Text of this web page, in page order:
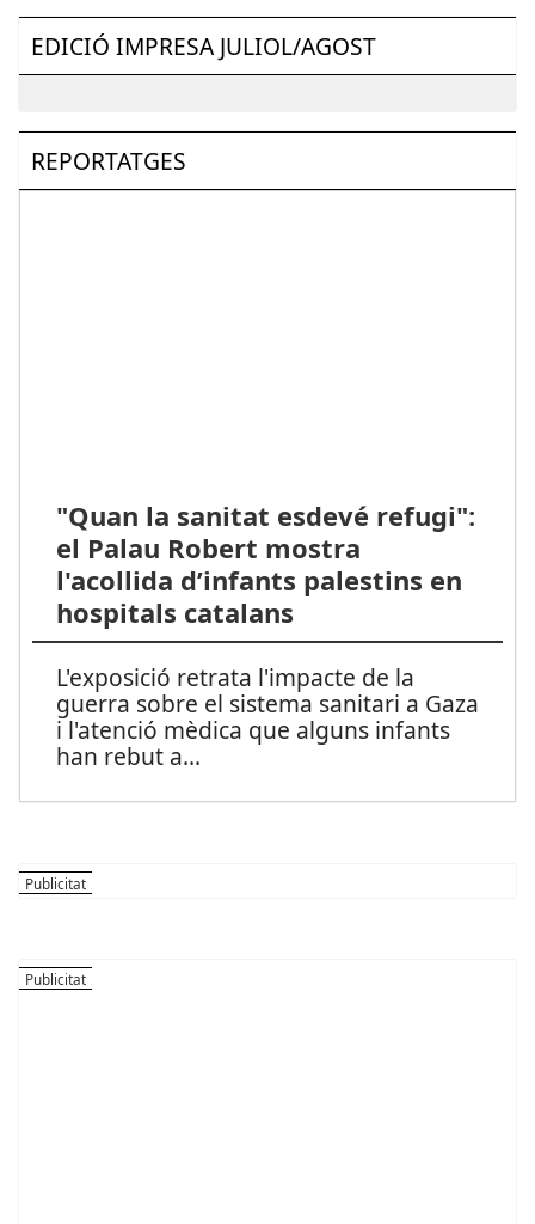
EDICIÓ IMPRESA JULIOL/AGOST
REPORTATGES
"Quan la sanitat esdevé refugi":
el Palau Robert mostra
l'acollida d’infants palestins en
hospitals catalans
L'exposició retrata l'impacte de la
guerra sobre el sistema sanitari a Gaza
i l'atenció mèdica que alguns infants
han rebut a...